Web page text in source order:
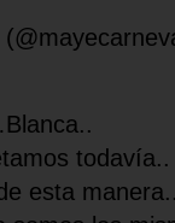
esta